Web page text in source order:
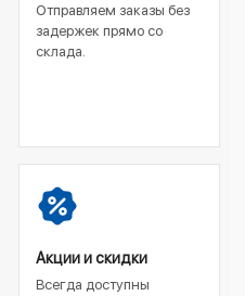
Отправляем заказы без
задержек прямо со
склада.
Акции и скидки
Всегда доступны